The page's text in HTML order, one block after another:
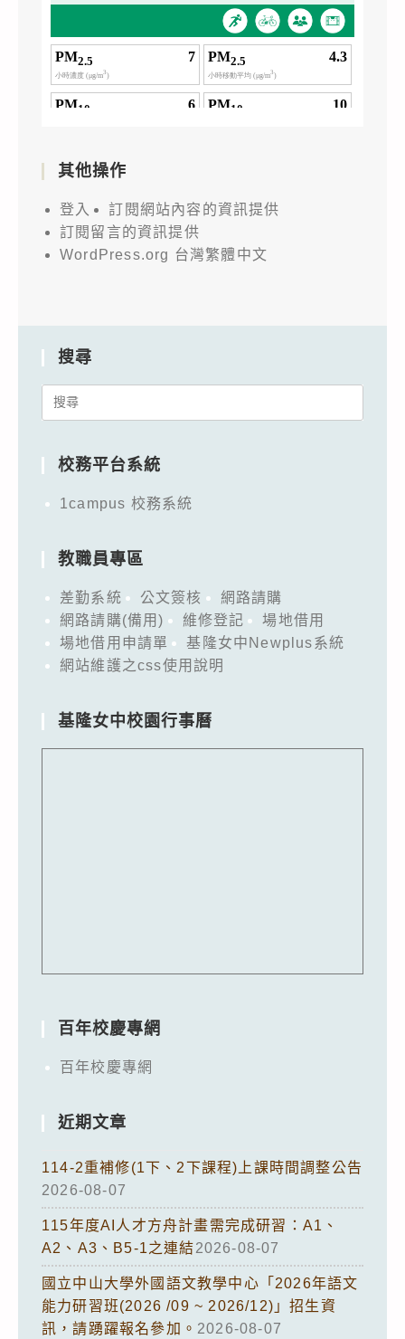
其他操作
登入
訂閱網站內容的資訊提供
訂閱留言的資訊提供
WordPress.org 台灣繁體中文
搜尋
Search
校務平台系統
1campus 校務系統
教職員專區
差勤系統 公文簽核
網路請購
網路請購(備用)
維修登記
場地借用
場地借用申請單
基隆女中Newplus系統
網站維護之css使用說明
基隆女中校園行事曆
百年校慶專網
百年校慶專網
近期文章
114-2重補修(1下、2下課程)上課時間調整公告
2026-08-07
115年度AI人才方舟計畫需完成研習：A1、
A2、A3、B5-1之連結2026-08-07
國立中山大學外國語文教學中心「2026年語文
能力研習班(2026 /09 ~ 2026/12)」招生資
訊，請踴躍報名參加。 2026-08-07